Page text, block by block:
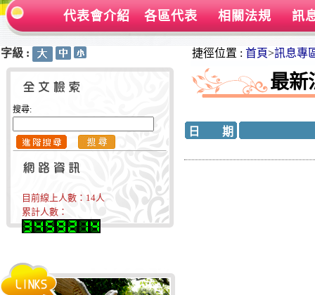
代表會介紹 各區代表 相關法規 訊
字級 :
搜尋:
目前線上人數： 14人
累計人數：
捷徑位置 : 首頁>訊息專
最新
日 期